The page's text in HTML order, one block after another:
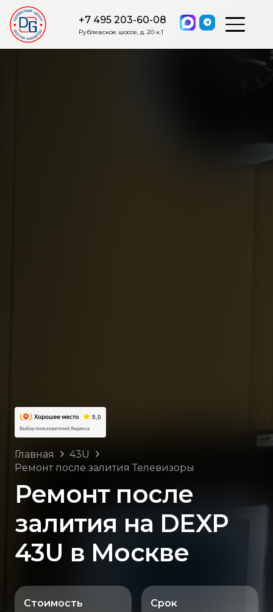
+7 495 203-60-08
Рублевское шоссе, д. 20 к.1
Главная
43U
Ремонт после залития Телевизоры
Ремонт после
залития на DEXP
43U в Москве
Стоимость Срок